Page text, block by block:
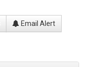
Email Alert